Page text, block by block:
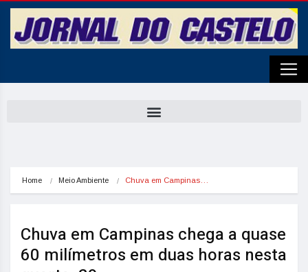
Home Meio Ambiente Chuva em Campinas…
Chuva em Campinas chega a quase
60 milímetros em duas horas nesta